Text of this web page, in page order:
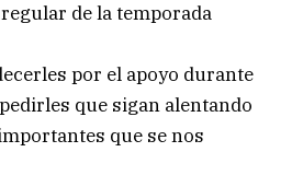
de la temporada
por el apoyo durante
que sigan alentando
que se nos